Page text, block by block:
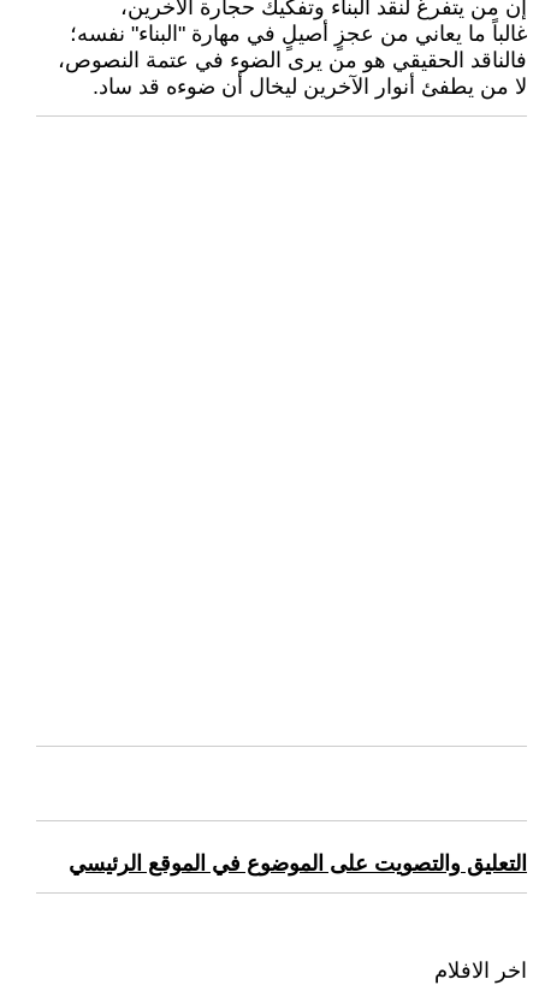
إن من يتفرغ لنقد البناء وتفكيك حجارة الآخرين،
غالباً ما يعاني من عجزٍ أصيلٍ في مهارة "البناء" نفسه؛
فالناقد الحقيقي هو من يرى الضوء في عتمة النصوص،
لا من يطفئ أنوار الآخرين ليخال أن ضوءه قد ساد.
التعليق والتصويت على الموضوع في الموقع الرئيسي
اخر الافلام